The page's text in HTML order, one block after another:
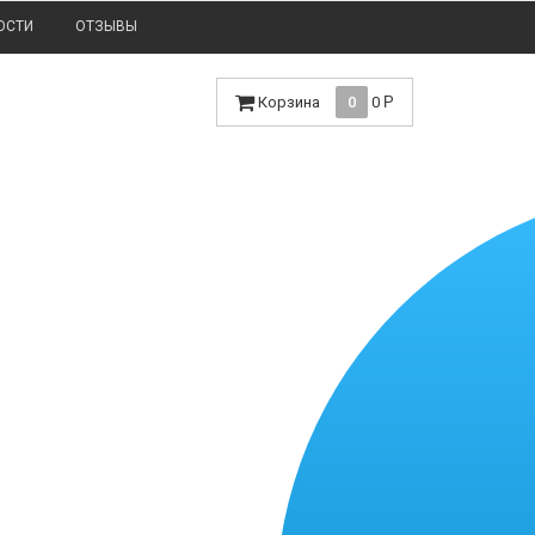
ОТЗЫВЫ
Корзина 0 0 Р